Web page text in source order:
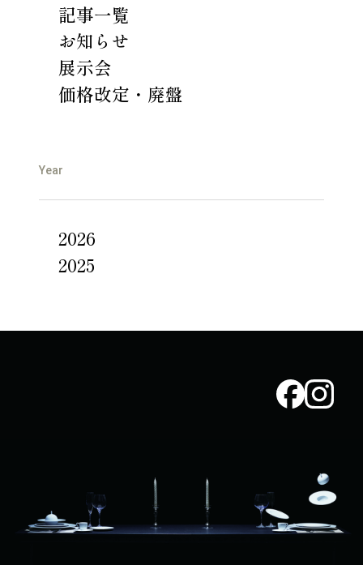
記事一覧
お知らせ
展示会
価格改定・廃盤
Year
2026
2025